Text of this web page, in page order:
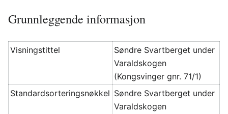
Grunnleggende informasjon
Visningstittel
Søndre Svartberget under
Varaldskogen
(Kongsvinger gnr. 71/1)
Standardsorteringsnøkkel Søndre Svartberget under
Varaldskogen